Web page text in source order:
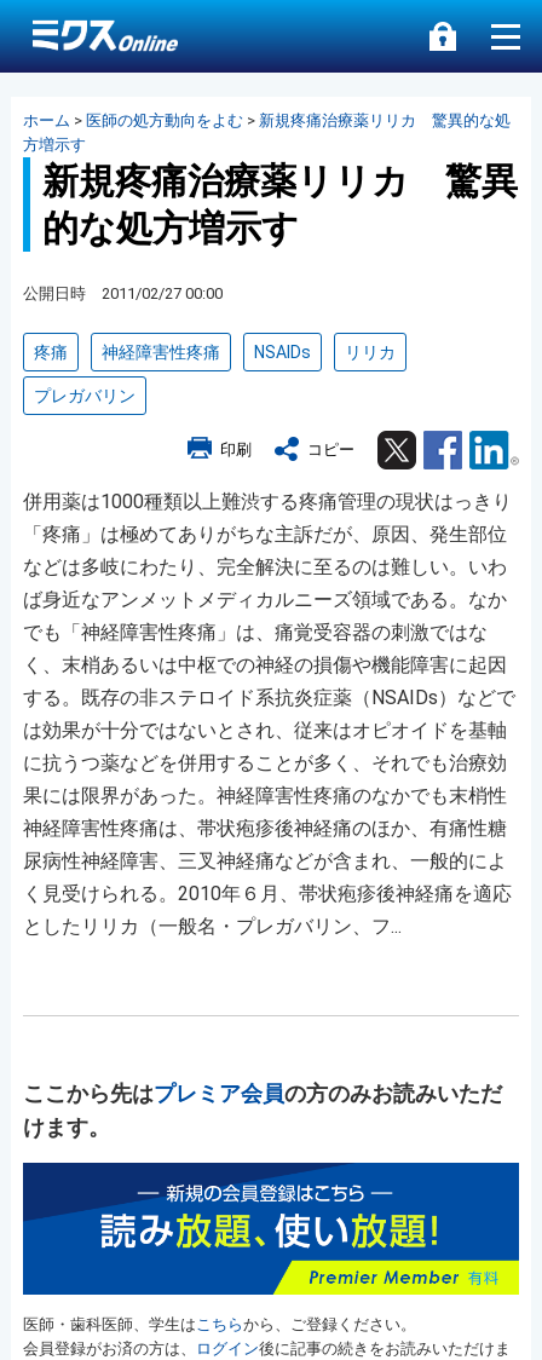
ホーム > 医師の処方動向をよむ> 新規疼痛治療薬リリカ 驚異的な処
方増示す
新規疼痛治療薬リリカ 驚異
的な処方増示す
公開日時 2011/02/27 00:00
疼痛 神経障害性疼痛 NSAIDs リリカ
プレガバリン
印刷 コピー Twitter Facebook
併用薬は1000種類以上難渋する疼痛管理の現状はっきり
「疼痛」は極めてありがちな主訴だが、原因、発生部位
などは多岐にわたり、完全解決に至るのは難しい。いわ
ば身近なアンメットメディカルニーズ領域である。なか
でも「神経障害性疼痛」は、痛覚受容器の刺激ではな
く、末梢あるいは中枢での神経の損傷や機能障害に起因
する。既存の非ステロイド系抗炎症薬（NSAIDs）などで
は効果が十分ではないとされ、従来はオピオイドを基軸
に抗うつ薬などを併用することが多く、それでも治療効
果には限界があった。神経障害性疼痛のなかでも末梢性
神経障害性疼痛は、帯状疱疹後神経痛のほか、有痛性糖
尿病性神経障害、三叉神経痛などが含まれ、一般的によ
く見受けられる。2010年６月、帯状疱疹後神経痛を適応
としたリリカ（一般名・プレガバリン、フ...
ここから先はプレミア会員の方のみお読みいただ
けます。
医師・歯科医師、学生はこちらから、ご登録ください。
会員登録がお済の方は、
ログイン後に記事の続きをお読みいただけま